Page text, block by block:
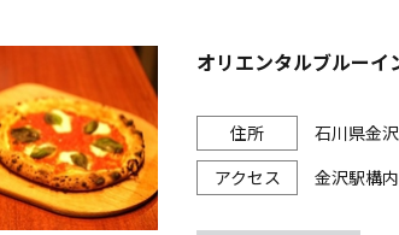
オリエンタルブルーイ
石川県金
金沢駅構内